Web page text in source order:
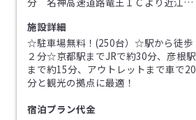
施設詳細
☆駐車場無料！(250台）☆駅から徒歩
２分☆京都駅までJRで約30分、彦根駅
まで約15分、アウトレットまで車で20
分と観光の拠点に最適！
宿泊プラン代金